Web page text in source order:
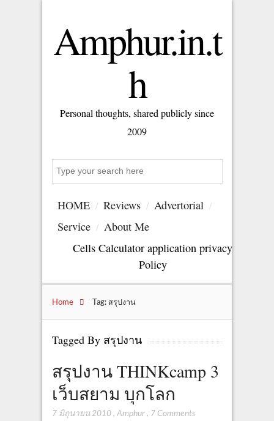
Amphur.in.t
h
Personal thoughts, shared publicly since
2009
HOME Reviews
Advertorial
Service
About Me
Cells Calculator application privacy
Policy
Home Tag: สรุปงาน
Tagged By สรุปงาน
สรุปงาน THINKcamp 3
เว็บสยาม บุกโลก
7 มิถุนายน 2010, Amphur, 7 Comments